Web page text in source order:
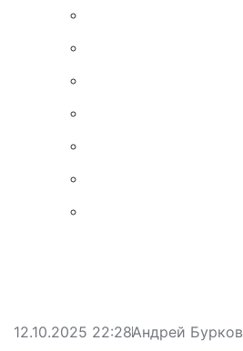
12.10.2025 22:28Андрей Бурков